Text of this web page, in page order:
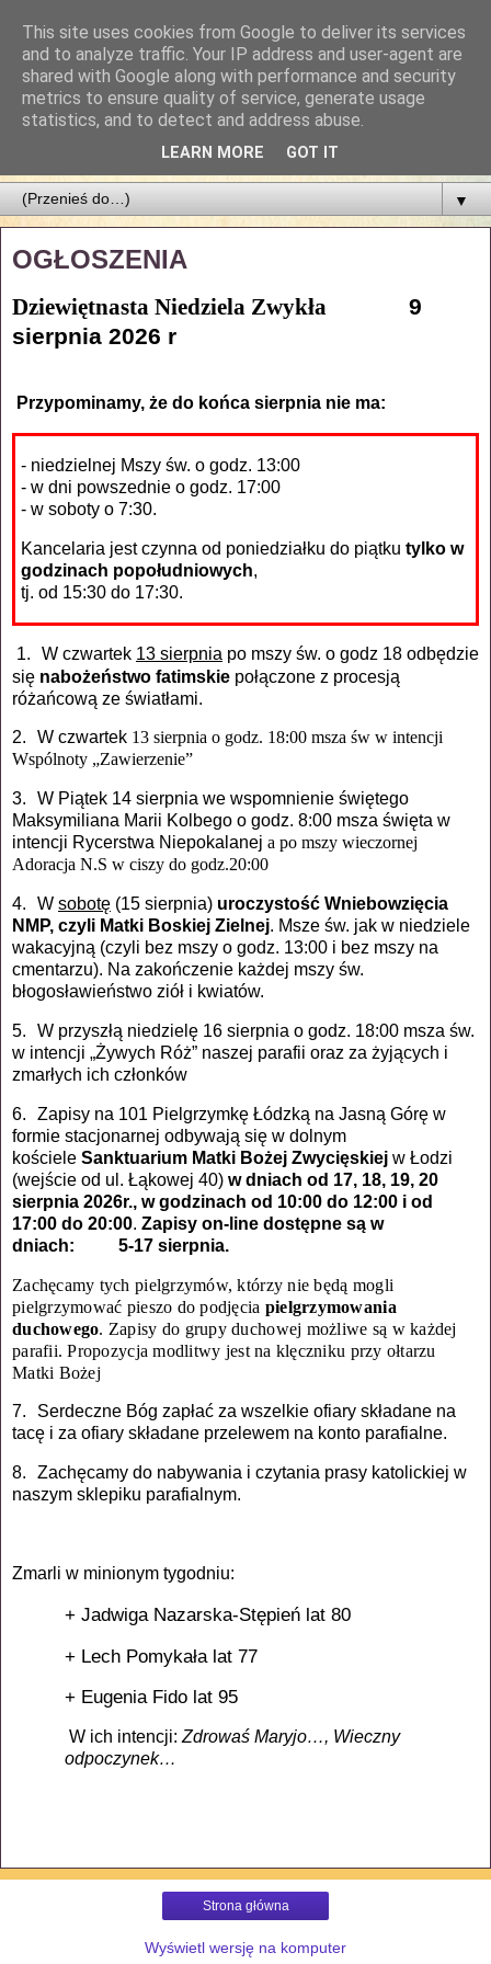
Parafia Najświętszego
Zbawiciela
PARAFIA NAJŚWIĘTSZEGO ZBAWICIELA W ŁODZI
▼
OGŁOSZENIA
Dziewiętnasta Niedziela Zwykła
9
sierpnia 2026 r
Przypominamy, że do końca sierpnia nie ma:
- niedzielnej Mszy św. o godz. 13:00
- w dni powszednie o godz. 17:00
- w soboty o 7:30.
Kancelaria jest czynna od poniedziałku do piątkutylko w
godzinach popołudniowych,
tj. od 15:30 do 17:30.
1. W czwartek 13 sierpnia po mszy św. o godz 18 odbędzie
się nabożeństwo fatimskie połączone z procesją
różańcową ze światłami.
2. W czwartek 13 sierpnia o godz. 18:00 msza św w intencji
Wspólnoty „Zawierzenie”
3.
W Piątek 14 sierpnia we wspomnienie świętego
Maksymiliana Marii Kolbego o godz. 8:00 msza święta w
intencji Rycerstwa Niepokalanej a po mszy wieczornej
Adoracja N.S w ciszy do godz.20:00
4. W sobotę (15 sierpnia) uroczystość Wniebowzięcia
NMP, czyli Matki Boskiej Zielnej. Msze św. jak w niedziele
wakacyjną (czyli bez mszy o godz. 13:00 i bez mszy na
cmentarzu). Na zakończenie każdej mszy św.
błogosławieństwo ziół i kwiatów.
5.
W przyszłą niedzielę 16 sierpnia o godz. 18:00 msza św.
w intencji „Żywych Róż” naszej parafii oraz za żyjących i
zmarłych ich członków
6.
Zapisy na 101 Pielgrzymkę Łódzką na Jasną Górę w
formie stacjonarnej odbywają się w dolnym
kościele Sanktuarium Matki Bożej Zwycięskiej w Łodzi
(wejście od ul. Łąkowej 40) w dniach od 17, 18, 19, 20
sierpnia 2026r., w godzinach od 10:00 do 12:00 i od
17:00 do 20:00. Zapisy on-line dostępne są w
dniach:
5-17 sierpnia.
Zachęcamy tych pielgrzymów, którzy nie będą mogli
pielgrzymować pieszo do podjęcia pielgrzymowania
duchowego. Zapisy do grupy duchowej możliwe są w każdej
parafii. Propozycja modlitwy jest na klęczniku przy ołtarzu
Matki Bożej
7.
Serdeczne Bóg zapłać za wszelkie ofiary składane na
tacę i za ofiary składane przelewem na konto parafialne.
8.
Zachęcamy do nabywania i czytania prasy katolickiej w
naszym sklepiku parafialnym.
Zmarli w minionym tygodniu:
+ Jadwiga Nazarska-Stępień lat 80
+ Lech Pomykała lat 77
+ Eugenia Fido lat 95
W ich intencji: Zdrowaś Maryjo…, Wieczny
odpoczynek…
Strona główna
Wyświetl wersję na komputer
This site uses cookies from Google to deliver its services
and to analyze traffic. Your IP address and user-agent are
shared with Google along with performance and security
metrics to ensure quality of service, generate usage
statistics, and to detect and address abuse.
LEARN MORE GOT IT